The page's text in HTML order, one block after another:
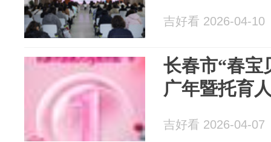
吉好看 2026-04-10
长春市“春宝
广年暨托育
吉好看 2026-04-07